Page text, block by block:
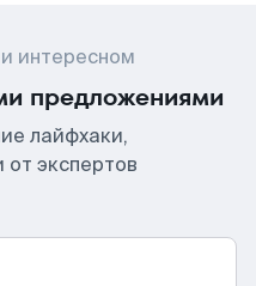
интересном
предложениями
лайфхаки,
экспертов